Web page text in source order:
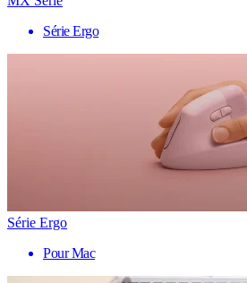
Série Ergo
Série Ergo
Pour Mac